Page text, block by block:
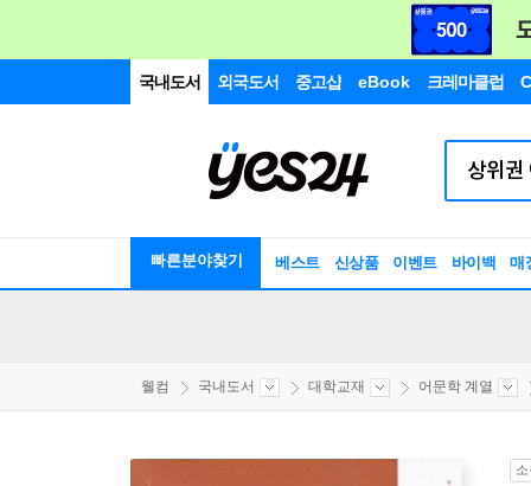
국내도서 외국도서 중고샵 eBook 크레마클럽
빠른분야찾기 베스트 신상품 이벤트 바이백 매
웰컴 국내도서 대학교재 어문학 계열